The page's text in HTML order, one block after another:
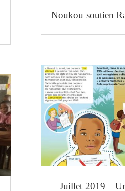
Noukou soutien
Juillet 2019 –